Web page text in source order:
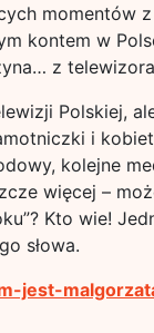
momentów
kontem w
z
Polskiej,
i
kolejne
więcej –
Kto wie!
słowa.
jest-